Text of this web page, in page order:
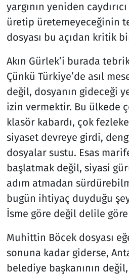
yargının yeniden
üretip üretemeyeceğinin
dosyası bu açıdan kritik
Akın Gürlek’i burada
Çünkü Türkiye’de asıl
değil, dosyanın gideceği
izin vermektir. Bu ülkede
klasör kabardı, çok fezleke
siyaset devreye girdi,
dosyalar sustu. Esas
başlatmak değil, siyasi
adım atmadan
bugün ihtiyaç duyduğu
İsme göre değil delile
Muhittin Böcek dosyası
sonuna kadar giderse,
belediye başkanının